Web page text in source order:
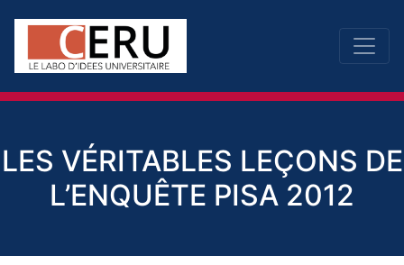
LES VÉRITABLES LEÇONS DE
L’ENQUÊTE PISA 2012